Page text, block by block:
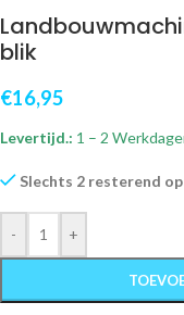
blik
€16,95
Levertijd.: 1 – 2
Slechts 2 resterend
- +